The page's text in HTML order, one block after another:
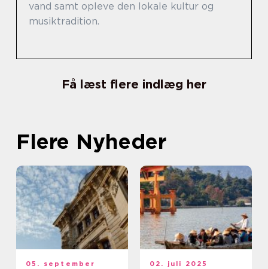
vand samt opleve den lokale kultur og
musiktradition.
Få læst flere indlæg her
Flere Nyheder
05. september
02. juli 2025